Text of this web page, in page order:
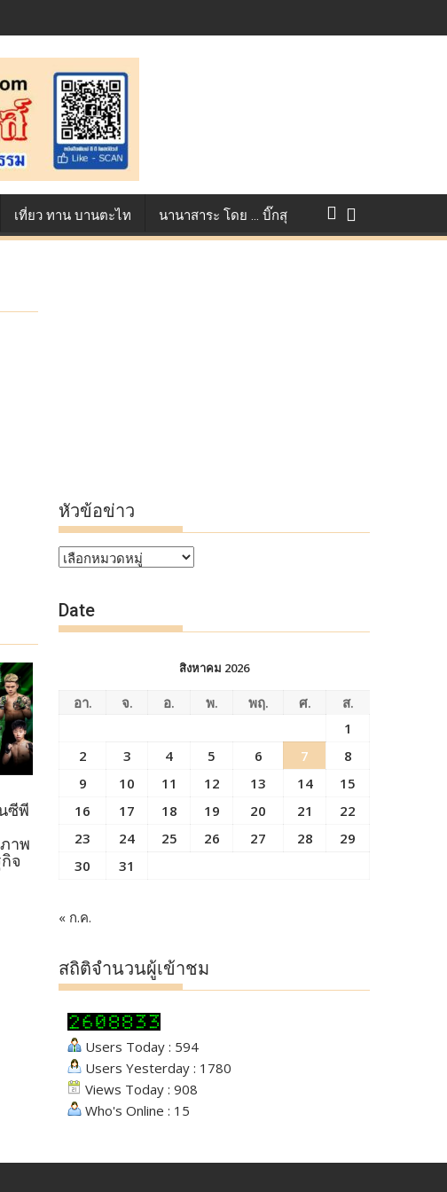
งการแข่งขัน True AF 2026 :
เที่ยว ทาน บานตะไท นานาสาระ โดย … บิ๊กสุ
ซีพี
าพ
จ
หัวข้อข่าว
หัวข้อ
Date
สิงหาคม 2026
อา. จ. อ. พ. พฤ. ศ.
ส.
1
2
3 4 5 6 7
8
9
10 11 12 13 14
15
16
17 18 19 20 21
22
23
24 25 26 27 28
29
30
31
« ก.ค.
สถิติจำนวนผู้เข้าชม
Users Today : 594
Users Yesterday : 1780
Views Today : 908
Who's Online : 15